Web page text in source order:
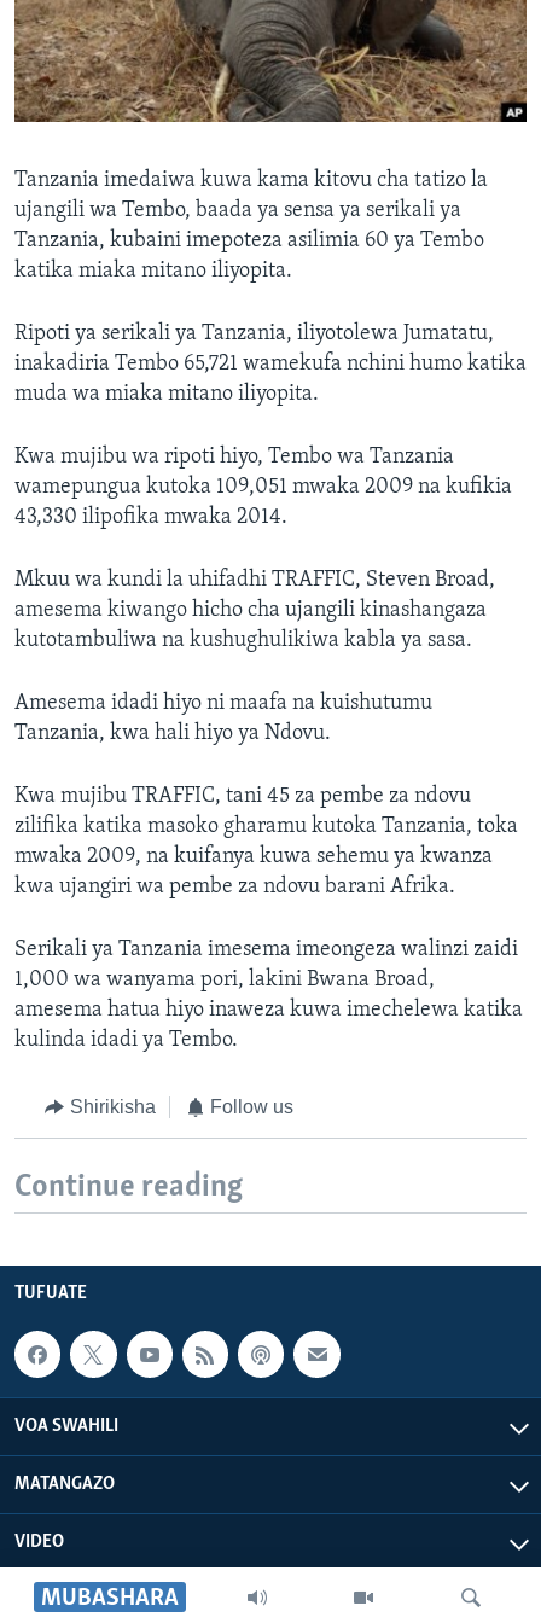
MUBASHARA
Tanzania imedaiwa kuwa kama kitovu cha tatizo la
ujangili wa Tembo, baada ya sensa ya serikali ya
Tanzania, kubaini imepoteza asilimia 60 ya Tembo
katika miaka mitano iliyopita.
Ripoti ya serikali ya Tanzania, iliyotolewa Jumatatu,
inakadiria Tembo 65,721 wamekufa nchini humo katika
muda wa miaka mitano iliyopita.
Kwa mujibu wa ripoti hiyo, Tembo wa Tanzania
wamepungua kutoka 109,051 mwaka 2009 na kufikia
43,330 ilipofika mwaka 2014.
Mkuu wa kundi la uhifadhi TRAFFIC, Steven Broad,
amesema kiwango hicho cha ujangili kinashangaza
kutotambuliwa na kushughulikiwa kabla ya sasa.
Amesema idadi hiyo ni maafa na kuishutumu
Tanzania, kwa hali hiyo ya Ndovu.
Kwa mujibu TRAFFIC, tani 45 za pembe za ndovu
zilifika katika masoko gharamu kutoka Tanzania, toka
mwaka 2009, na kuifanya kuwa sehemu ya kwanza
kwa ujangiri wa pembe za ndovu barani Afrika.
Serikali ya Tanzania imesema imeongeza walinzi zaidi
1,000 wa wanyama pori, lakini Bwana Broad,
amesema hatua hiyo inaweza kuwa imechelewa katika
kulinda idadi ya Tembo.
Shirikisha Follow us
Continue reading
TUFUATE
VOA SWAHILI
MATANGAZO
VIDEO
VOA AFRICA